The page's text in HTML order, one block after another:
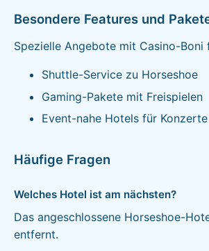
Besondere Features und
Spezielle Angebote mit Casino-Boni
Shuttle-Service zu Horseshoe
Gaming-Pakete mit Freispielen
Event-nahe Hotels für Konzerte
Häufige Fragen
Welches Hotel ist am nächsten?
Das angeschlossene Horseshoe-
entfernt.